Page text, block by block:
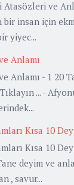
ve
bir insan için
yiyec...
Anlamı
Anlamı - 1 20
... -
Kısa 10
Kısa 10
deyim ve
, savur...